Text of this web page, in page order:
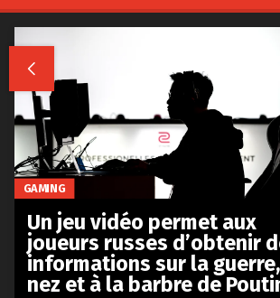

GAMING
Un jeu vidéo permet aux
joueurs russes d’obtenir
informations sur la
nez et à la barbre de